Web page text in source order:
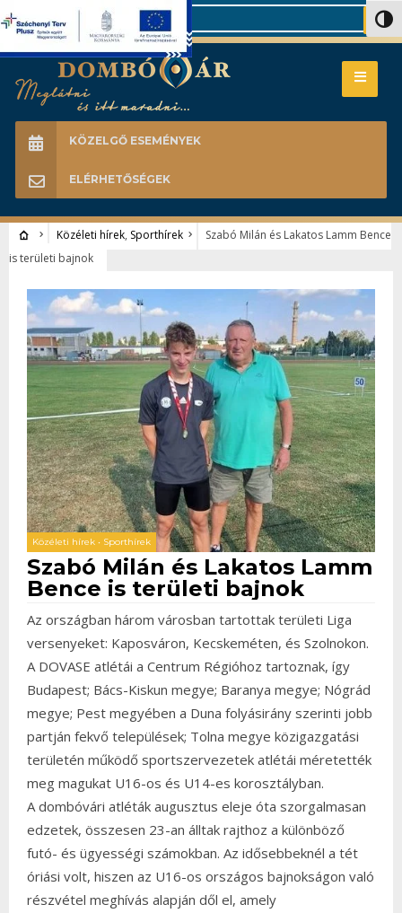
Search
KÖZELGŐ ESEMÉNYEK
ELÉRHETŐSÉGEK
Közéleti hírek, Sporthírek
Szabó Milán és Lakatos Lamm Bence
is területi bajnok
Közéleti hírek • Sporthírek
Szabó Milán és Lakatos Lamm
Bence is területi bajnok
Az országban három városban tartottak területi Liga
versenyeket: Kaposváron, Kecskeméten, és Szolnokon.
A DOVASE atlétái a Centrum Régióhoz tartoznak, így
Budapest; Bács-Kiskun megye; Baranya megye; Nógrád
megye; Pest megyében a Duna folyásirány szerinti jobb
partján fekvő települések; Tolna megye közigazgatási
területén működő sportszervezetek atlétái méretették
meg magukat U16-os és U14-es korosztályban.
A dombóvári atléták augusztus eleje óta szorgalmasan
edzetek, összesen 23-an álltak rajthoz a különböző
futó- és ügyességi számokban. Az idősebbeknél a tét
óriási volt, hiszen az U16-os országos bajnokságon való
részvétel meghívás alapján dől el, amely